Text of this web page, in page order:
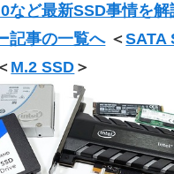
など最新SSD事情を解
記事の一覧へ＜SATA
M.2 SSD ＞